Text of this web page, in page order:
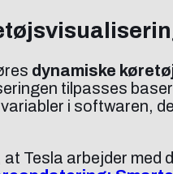
dynamiske
tilpasses
i softwaren,
Tesla arbejder